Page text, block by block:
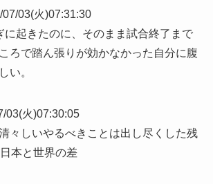
07/03(火)07:31:30
に起きたのに、そのまま試合終了まで
ろで踏ん張りが効かなかった自分に腹
い。
03(火)07:30:05
々しいやるべきことは出し尽くした残
本と世界の差